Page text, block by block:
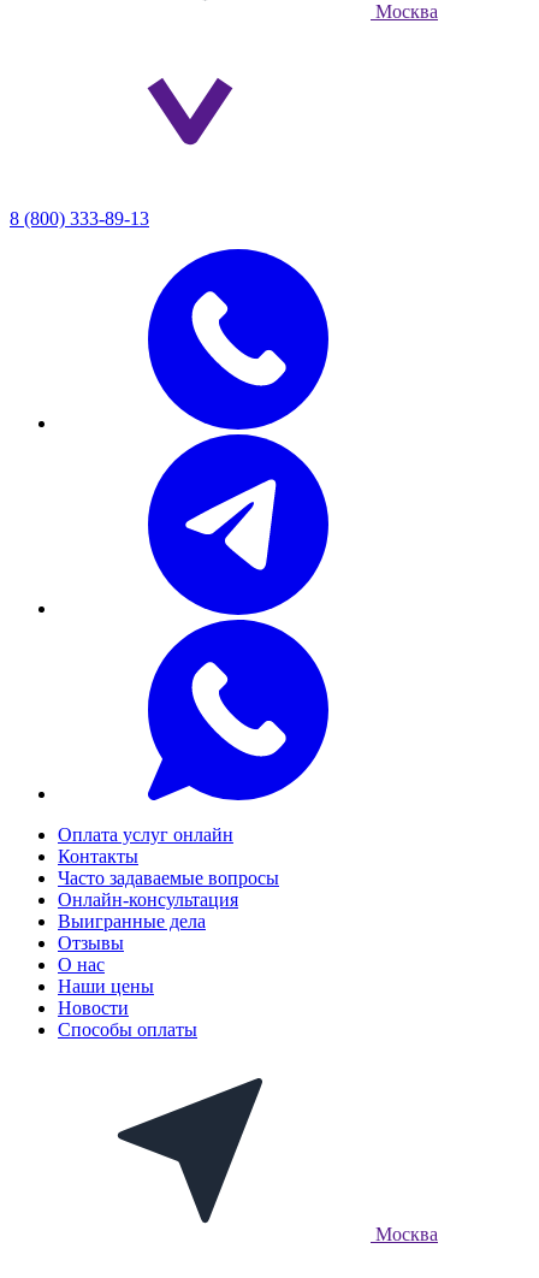
Москва
8 (800) 333-89-13
Оплата услуг онлайн
Контакты
Часто задаваемые вопросы
Онлайн-консультация
Выигранные дела
Отзывы
О нас
Наши цены
Новости
Способы оплаты
Москва